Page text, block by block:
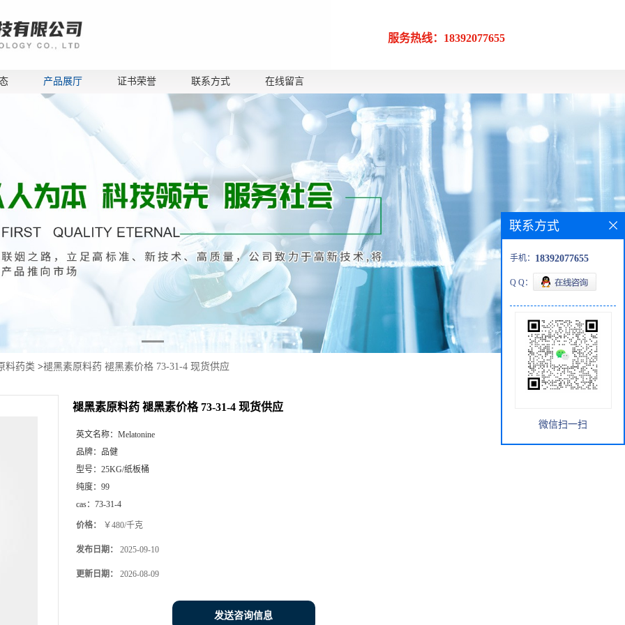
服务热线：18392077655
产品展厅 证书荣誉 联系方式 在线留言
料药类 >褪黑素原料药 褪黑素价格 73-31-4 现货供应
褪黑素原料药 褪黑素价格 73-31-4 现货供应
英文名称： Melatonine
品牌： 品健
型号： 25KG/纸板桶
纯度： 99
cas： 73-31-4
价格： ￥480/千克
发布日期： 2025-09-10
更新日期： 2026-08-09
发送咨询信息
联系方式
手机： 18392077655
Q Q：
微信扫一扫